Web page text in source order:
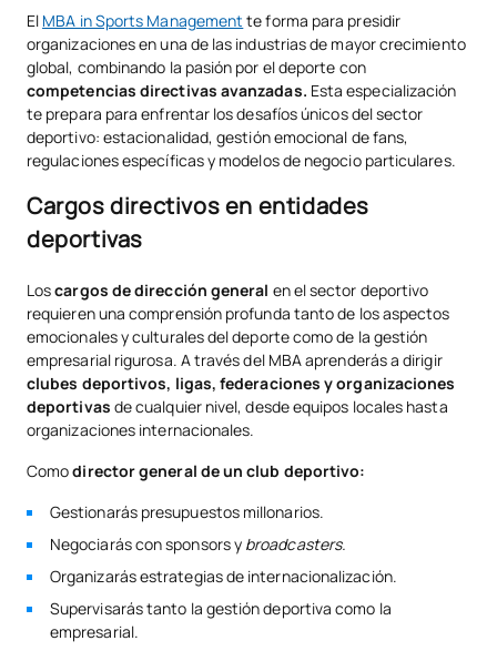
El MBA in Sports Management te forma para presidir
organizaciones en una de las industrias de mayor crecimiento
global, combinando la pasión por el deporte con
competencias directivas avanzadas. Esta especialización
te prepara para enfrentar los desafíos únicos del sector
deportivo: estacionalidad, gestión emocional de fans,
regulaciones específicas y modelos de negocio particulares.
Cargos directivos en entidades
deportivas
Loscargos de dirección general en el sector deportivo
requieren una comprensión profunda tanto de los aspectos
emocionales y culturales del deporte como de la gestión
empresarial rigurosa. A través del MBA aprenderás a dirigir
clubes deportivos, ligas, federaciones y organizaciones
deportivas de cualquier nivel, desde equipos locales hasta
organizaciones internacionales.
Comodirector general de un club deportivo:
Gestionarás presupuestos millonarios.
Negociarás con sponsors y broadcasters.
Organizarás estrategias de internacionalización.
Supervisarás tanto la gestión deportiva como la
empresarial.